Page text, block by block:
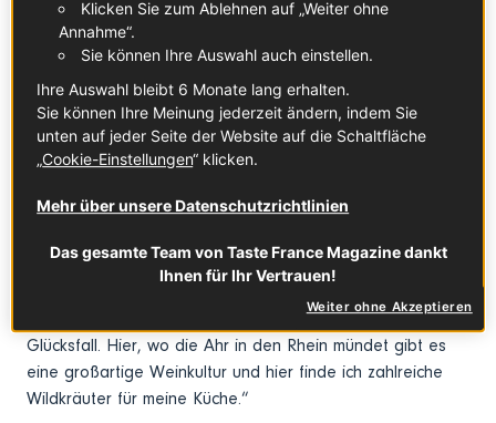
Ich bekam damals das Buch „Der Rhein“ von Victor Hugo
in die Hände. Nach der Lektüre fasste ich den Entschluss,
einmal in meinem Leben für ein paar Jahre an den Rhein
zu ziehen, um hier neue Erfahrungen als Koch zu
sammeln.“
NW:
Deutschland bleiben würde. Aber für mich war Sinzig ein
Glücksfall. Hier, wo die Ahr in den Rhein mündet gibt es
eine großartige Weinkultur und hier finde ich zahlreiche
Wildkräuter für meine Küche.“
Klicken Sie zum Ablehnen auf „Weiter ohne
Annahme“.
Sie können Ihre Auswahl auch einstellen.
Ihre Auswahl bleibt 6 Monate lang erhalten.
Sie können Ihre Meinung jederzeit ändern, indem Sie
unten auf jeder Seite der Website auf die Schaltfläche
„Cookie-Einstellungen“ klicken.
Mehr über unsere Datenschutzrichtlinien
Das gesamte Team von Taste France Magazine dankt
Ihnen für Ihr Vertrauen!
Weiter ohne Akzeptieren